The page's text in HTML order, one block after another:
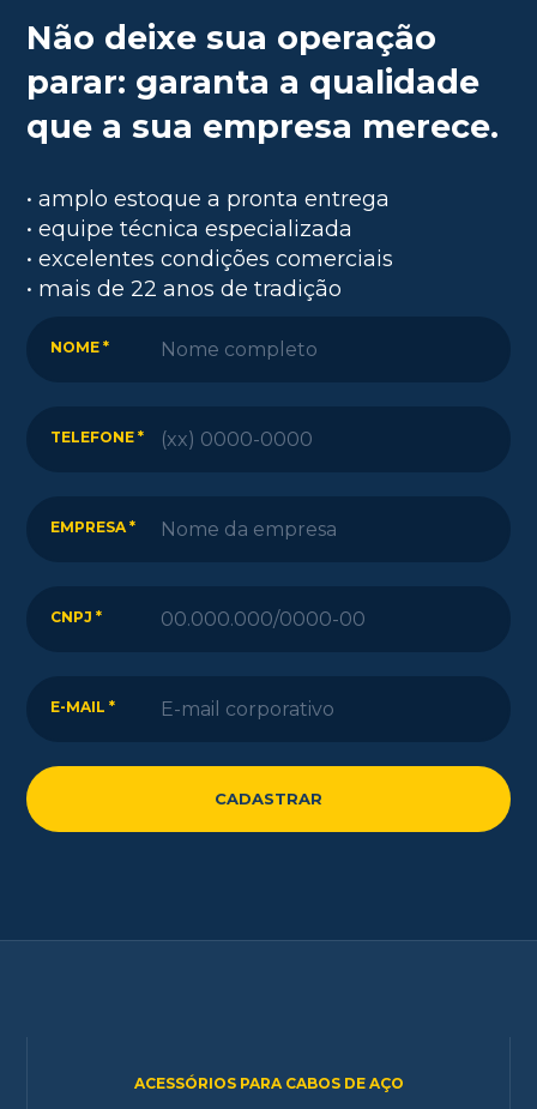
Não deixe sua operação
parar: garanta a qualidade
que a sua empresa merece.
• amplo estoque a pronta entrega
• equipe técnica especializada
• excelentes condições comerciais
• mais de 22 anos de tradição
NOME *
TELEFONE *
EMPRESA *
CNPJ *
E-MAIL *
ACESSÓRIOS PARA CABOS DE AÇO